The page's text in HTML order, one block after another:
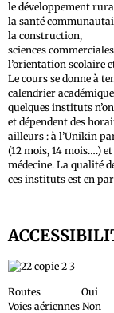
le développement
la santé
la construction,
sciences
l’orientation scolaire
Le cours se donne à
calendrier
quelques instituts
et dépendent des
ailleurs : à l’Unikin
(12 mois, 14 mois….)
médecine. La qualité
ces instituts est en
Routes Oui
Voies aériennes Non